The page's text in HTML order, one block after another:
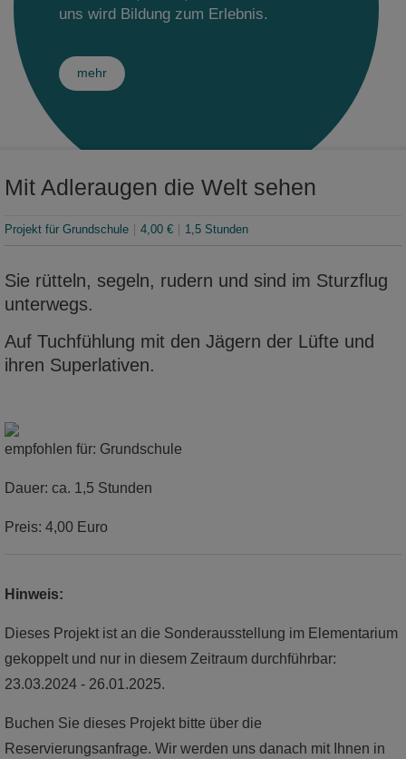
Themenwelt: Kamenz
Sonderausstellungsprojekte
Museumsshop
Museumcafé
Museumsgarten
Ponickauhaus
Fachbereich Archäologie
Sammlungen Archäologie
Forschungsprojekte Archäologie
Mitarbeiter Archäologie
Fachbereich Zoologie
Sammlungen Zoologie
Sammlungen Botanik
Publikationen Zoologie
Fachbereich Geologie
Sammlungen Geologie
Mitarbeiter Geologie
Fachbereich Kulturgeschichte
Sammlungen Kulturgeschichte
Schaumagazin
Sonderausstellung im Sammelsurium
Bibliothek
Museum digital
Publikationen
Museumsgeschichte
Jobangebote
uns wird Bildung zum Erlebnis.
mehr
Mit Adleraugen die Welt sehen
Projekt für Grundschule 4,00 € 1,5 Stunden
Sie rütteln, segeln, rudern und sind im Sturzflug
unterwegs.
Auf Tuchfühlung mit den Jägern der Lüfte und
ihren Superlativen.
empfohlen für: Grundschule
Dauer: ca. 1,5 Stunden
Preis: 4,00 Euro
Hinweis:
Dieses Projekt ist an die Sonderausstellung im Elementarium
gekoppelt und nur in diesem Zeitraum durchführbar:
23.03.2024 - 26.01.2025.
Buchen Sie dieses Projekt bitte über die
Reservierungsanfrage. Wir werden uns danach mit Ihnen in